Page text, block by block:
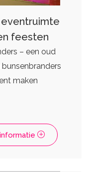
feesten
– een oud
maken